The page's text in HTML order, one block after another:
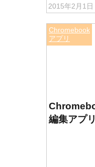
2015年2月1日
Chromebook
アプリ
編集アプ